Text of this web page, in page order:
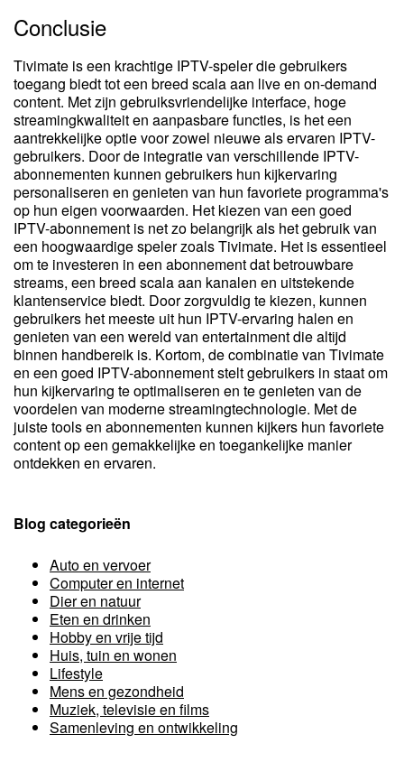
Conclusie
Tivimate is een krachtige IPTV-speler die gebruikers
toegang biedt tot een breed scala aan live en on-demand
content. Met zijn gebruiksvriendelijke interface, hoge
streamingkwaliteit en aanpasbare functies, is het een
aantrekkelijke optie voor zowel nieuwe als ervaren IPTV-
gebruikers. Door de integratie van verschillende IPTV-
abonnementen kunnen gebruikers hun kijkervaring
personaliseren en genieten van hun favoriete programma's
op hun eigen voorwaarden. Het kiezen van een goed
IPTV-abonnement is net zo belangrijk als het gebruik van
een hoogwaardige speler zoals Tivimate. Het is essentieel
om te investeren in een abonnement dat betrouwbare
streams, een breed scala aan kanalen en uitstekende
klantenservice biedt. Door zorgvuldig te kiezen, kunnen
gebruikers het meeste uit hun IPTV-ervaring halen en
genieten van een wereld van entertainment die altijd
binnen handbereik is. Kortom, de combinatie van Tivimate
en een goed IPTV-abonnement stelt gebruikers in staat om
hun kijkervaring te optimaliseren en te genieten van de
voordelen van moderne streamingtechnologie. Met de
juiste tools en abonnementen kunnen kijkers hun favoriete
content op een gemakkelijke en toegankelijke manier
ontdekken en ervaren.
Blog categorieën
Auto en vervoer
Computer en internet
Dier en natuur
Eten en drinken
Hobby en vrije tijd
Huis, tuin en wonen
Lifestyle
Mens en gezondheid
Muziek, televisie en films
Samenleving en ontwikkeling